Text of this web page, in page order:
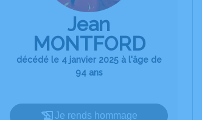
Jean
MONTFORD
décédé le 4 janvier 2025 à l'âge de
94 ans
Je rends hommage